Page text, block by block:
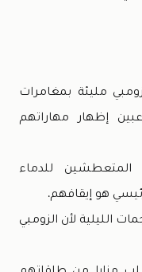
مليئة بمغامرات
إظهار مهاراتهم
للدماء
هو إيقافهم.
الليلية لأن الزومبي